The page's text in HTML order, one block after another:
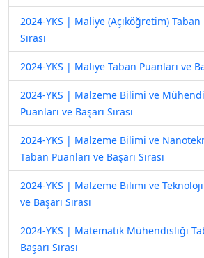
2024-YKS | Maliye (Açıköğretim) Taban
Sırası
2024-YKS | Maliye Taban Puanları ve
2024-YKS | Malzeme Bilimi ve
Puanları ve Başarı Sırası
2024-YKS | Malzeme Bilimi ve
Taban Puanları ve Başarı Sırası
2024-YKS | Malzeme Bilimi ve
ve Başarı Sırası
2024-YKS | Matematik Mühendisliği
Başarı Sırası